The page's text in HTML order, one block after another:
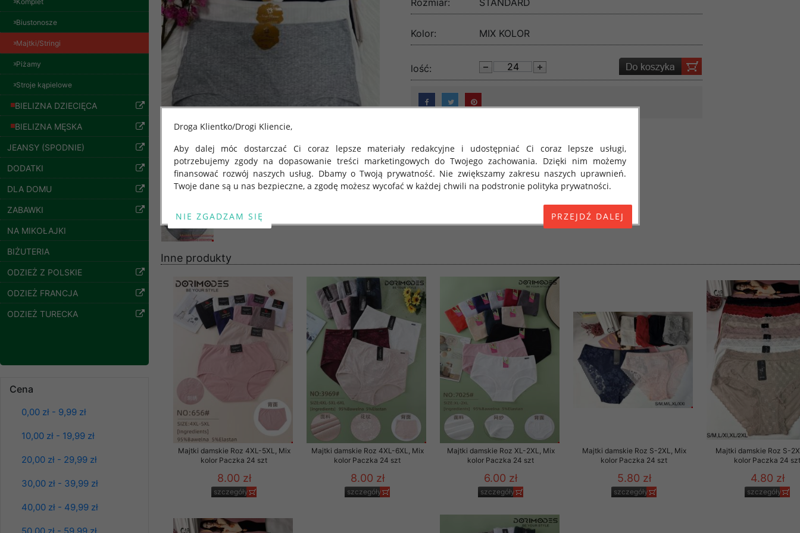
Biustonosze
Majtki/Stringi
Piżamy
Stroje kąpielowe
BIELIZNA DZIECIĘCA
BIELIZNA MĘSKA
JEANSY (SPODNIE)
DODATKI
DLA DOMU
ZABAWKI
NA MIKOŁAJKI
BIŻUTERIA
ODZIEŻ Z POLSKIE
ODZIEŻ FRANCJA
ODZIEŻ TURECKA
Cena
0,00 zł - 9,99 zł
10,00 zł - 19,99 zł
20,00 zł - 29,99 zł
30,00 zł - 39,99 zł
40,00 zł - 49,99 zł
Spodnie damskie
jeansy Roz 25-30, 1
Kolor Paczka 10 szt
Kolor Paczka 10 szt
szczegóły
Rozmiar: STANDARD
Kolor: MIX KOLOR
lość:
Inne produkty
Majtki damskie Roz 4XL-5XL, Mix
kolor Paczka 24 szt
8.00 zł
szczegóły
Majtki damskie Roz 4XL-6XL, Mix
kolor Paczka 24 szt
8.00 zł
szczegóły
Majtki damskie Roz XL-2XL, Mix
kolor Paczka 24 szt
6.00 zł
szczegóły
Majtki damskie Roz S-2XL, Mix
kolor Paczka 24 szt
5.80 zł
szczegóły
Majtki damskie Roz S-
kolor Paczka 24
4.80 zł
szczegóły
Droga Klientko/Drogi Kliencie,
Aby dalej móc dostarczać Ci coraz lepsze materiały redakcyjne i udostępniać Ci coraz lepsze usługi,
potrzebujemy zgody na dopasowanie treści marketingowych do Twojego zachowania. Dzięki nim możemy
finansować rozwój naszych usług. Dbamy o Twoją prywatność. Nie zwiększamy zakresu naszych uprawnień.
Twoje dane są u nas bezpieczne, a zgodę możesz wycofać w każdej chwili na podstronie polityka prywatności.
Od 25 maja 2018 roku obowiązuje Rozporządzenie Parlamentu Europejskiego i Rady (UE) 2016/679 z dnia 27
kwietnia 2016 r. w sprawie ochrony osób fizycznych w związku z przetwarzaniem danych osobowych i w sprawie
swobodnego przepływu takich danych oraz uchylenia dyrektywy 95/46/WE (określane jako "RODO", "ORODO",
przetwarzaniu Twoich danych oraz zasadach, na jakich odbywa się to po dniu 25 maja 2018 roku. Poniżej
Potrzebujemy na to Twojej zgody.
Jeżeli klikniesz przycisk „Przejdź dalej” lub zamkniesz to okno, to wyrazisz zgodę na przetwarzanie przez OMEZ
GROUP Sp. z o.o.
Wyrażenie zgody jest dobrowolne. Zgodę możesz w każdym momencie wycofać . Pamiętaj, że wycofanie zgody nie
wpływa na zgodność z prawem przetwarzania dokonanego wcześniej.
Dodatkowe informacje, w tym o przysługujących uprawnieniach (prawo dostępu, sprostowania oraz usunięcia
Twoich danych, ograniczenia ich przetwarzania, prawo do ich przenoszenia, niepodlegania zautomatyzowanemu
podejmowaniu decyzji, w tym profilowaniu, a także prawo wyrażenia sprzeciwu wobec przetwarzania Twoich
danych osobowych) znajdziesz w Polityce prywatności.
---------------------------------------------------
Polityka prywatności
Polityka prywatności sklepu